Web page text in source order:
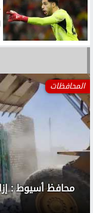
المحافظات